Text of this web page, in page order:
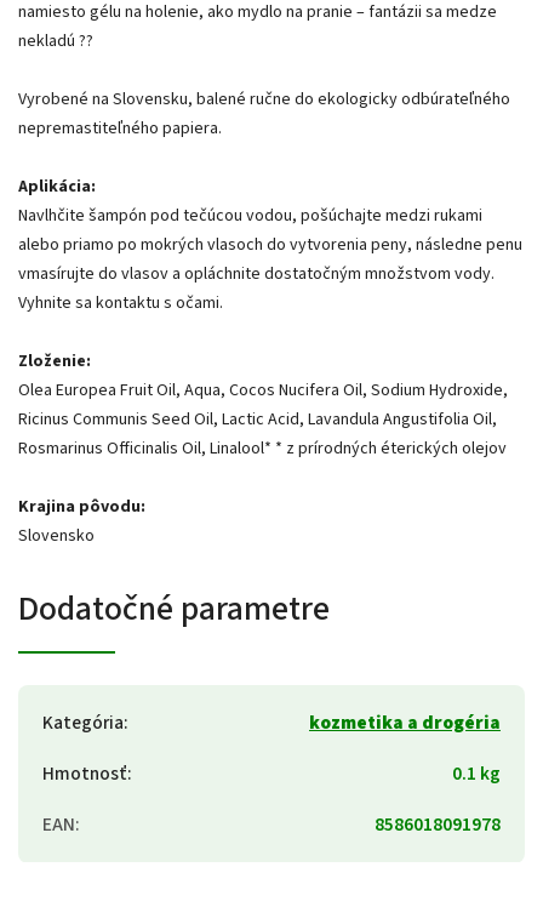
namiesto gélu na holenie, ako mydlo na pranie – fantázii sa medze
nekladú ??
Vyrobené na Slovensku, balené ručne do ekologicky odbúrateľného
nepremastiteľného papiera.
Aplikácia:
Navlhčite šampón pod tečúcou vodou, pošúchajte medzi rukami
alebo priamo po mokrých vlasoch do vytvorenia peny, následne penu
vmasírujte do vlasov a opláchnite dostatočným množstvom vody.
Vyhnite sa kontaktu s očami.
Zloženie:
Olea Europea Fruit Oil, Aqua, Cocos Nucifera Oil, Sodium Hydroxide,
Ricinus Communis Seed Oil, Lactic Acid, Lavandula Angustifolia Oil,
Rosmarinus Officinalis Oil, Linalool* * z prírodných éterických olejov
Krajina pôvodu:
Slovensko
Dodatočné parametre
Kategória:
kozmetika a drogéria
Hmotnosť:
0.1 kg
EAN: 8586018091978